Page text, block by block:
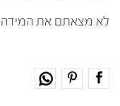
לא מצאתם את המידה?